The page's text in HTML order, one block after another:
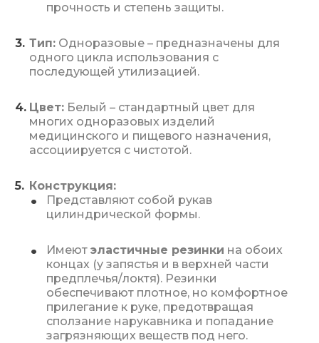
прочность и степень защиты.
Тип: Одноразовые – предназначены для
одного цикла использования с
последующей утилизацией.
Цвет: Белый – стандартный цвет для
многих одноразовых изделий
медицинского и пищевого назначения,
ассоциируется с чистотой.
Конструкция:
Представляют собой рукав
цилиндрической формы.
Имеют эластичные резинки на обоих
концах (у запястья и в верхней части
предплечья/локтя). Резинки
обеспечивают плотное, но комфортное
прилегание к руке, предотвращая
сползание нарукавника и попадание
загрязняющих веществ под него.